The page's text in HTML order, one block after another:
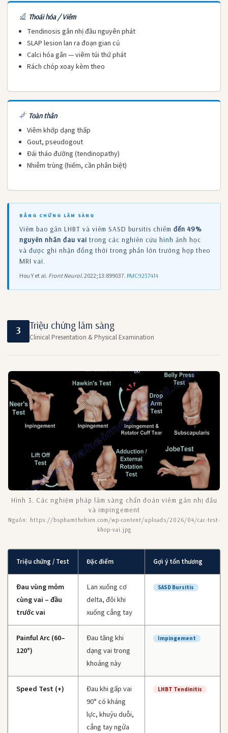
Thoái hóa / Viêm
Tendinosis gân nhị đầu nguyên phát
SLAP lesion lan ra đoạn gian củ
Calci hóa gân — viêm túi thứ phát
Rách chóp xoay kèm theo
Toàn thân
Viêm khớp dạng thấp
Gout, pseudogout
Đái tháo đường (tendinopathy)
Nhiễm trùng (hiếm, cần phân biệt)
BẰNG CHỨNG LÂM SÀNG
Viêm bao gân LHBT và viêm SASD bursitis chiếm đến 49%
nguyên nhân đau vai trong các nghiên cứu hình ảnh học
và được ghi nhận đồng thời trong phần lớn trường hợp theo
MRI vai.
Hou Y et al. Front Neurol.2022;13:899037. PMC9237414
3 Triệu chứng lâm sàng
Clinical Presentation & Physical Examination
Hình 3. Các nghiệm pháp lâm sàng chẩn đoán viêm gân nhị đầu
và impingement
Nguồn: https://bsphamthehien.com/wp-content/uploads/2026/04/cac-test-
khop-vai.jpg
Triệu chứng / Test Đặc điểm Gợi ý tổn thương
Đau vùng mỏm
cùng vai – đầu
trước vai
Lan xuống cơ
delta, đôi khi
xuống cẳng tay
SASD Bursitis
Painful Arc (60–
120°)
Đau tăng khi
dạng vai trong
khoảng này
Impingement
Speed Test (+)
Đau khi gấp vai
90° có kháng
lực, khuỷu duỗi,
cẳng tay ngửa
LHBT Tendinitis